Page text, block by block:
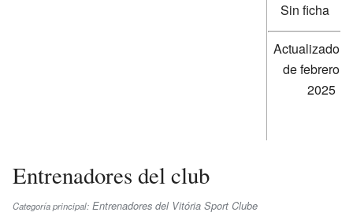
Sin ficha
Actualizado
de febrero
2025
Entrenadores del club
Categoría principal: Entrenadores del Vitória Sport Clube